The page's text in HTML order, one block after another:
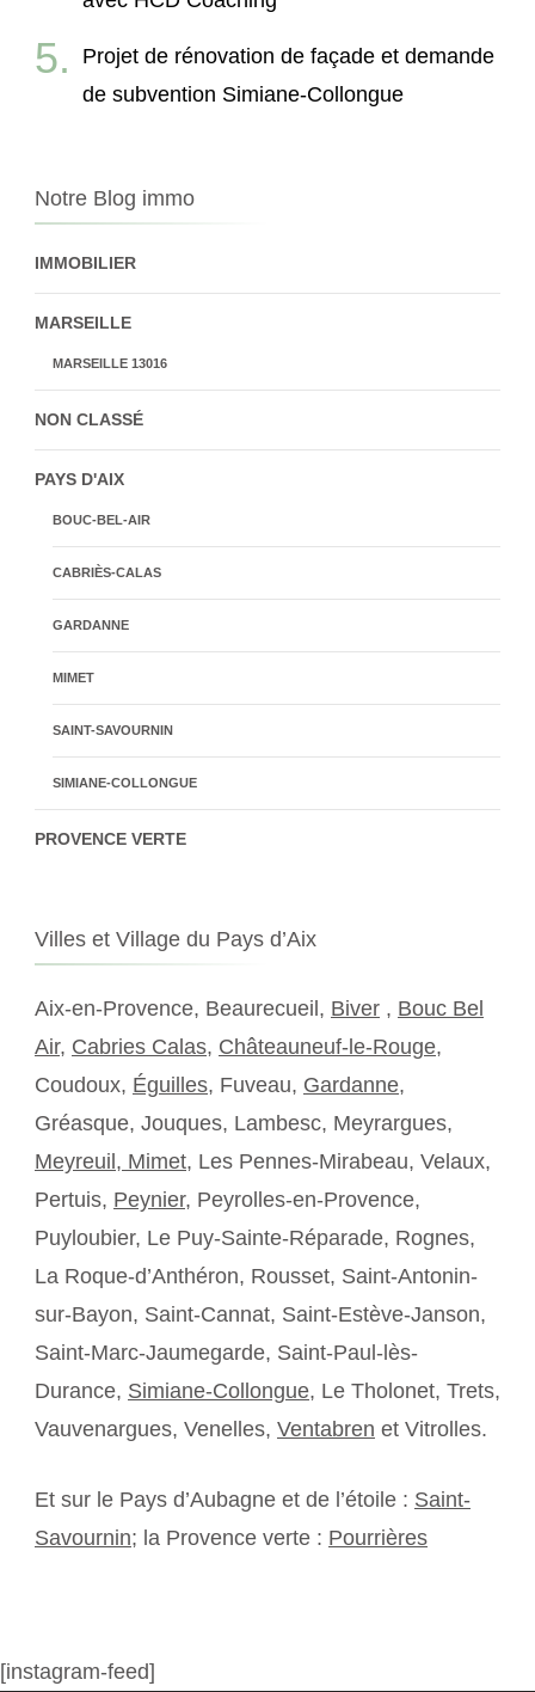
Projet de rénovation de façade et demande
de subvention Simiane-Collongue
Notre Blog immo
IMMOBILIER
MARSEILLE
MARSEILLE 13016
NON CLASSÉ
PAYS D'AIX
BOUC-BEL-AIR
CABRIÈS-CALAS
GARDANNE
MIMET
SAINT-SAVOURNIN
SIMIANE-COLLONGUE
PROVENCE VERTE
Villes et Village du Pays d’Aix
Aix-en-Provence, Beaurecueil, Biver , Bouc Bel
Air, Cabries Calas, Châteauneuf-le-Rouge,
Coudoux, Éguilles, Fuveau, Gardanne,
Gréasque, Jouques, Lambesc, Meyrargues,
Meyreuil, Mimet, Les Pennes-Mirabeau, Velaux,
Pertuis, Peynier, Peyrolles-en-Provence,
Puyloubier, Le Puy-Sainte-Réparade, Rognes,
La Roque-d’Anthéron, Rousset, Saint-Antonin-
sur-Bayon, Saint-Cannat, Saint-Estève-Janson,
Saint-Marc-Jaumegarde, Saint-Paul-lès-
Durance, Simiane-Collongue, Le Tholonet, Trets,
Vauvenargues, Venelles, Ventabren et Vitrolles.
Et sur le Pays d’Aubagne et de l’étoile : Saint-
Savournin; la Provence verte : Pourrières
[instagram-feed]